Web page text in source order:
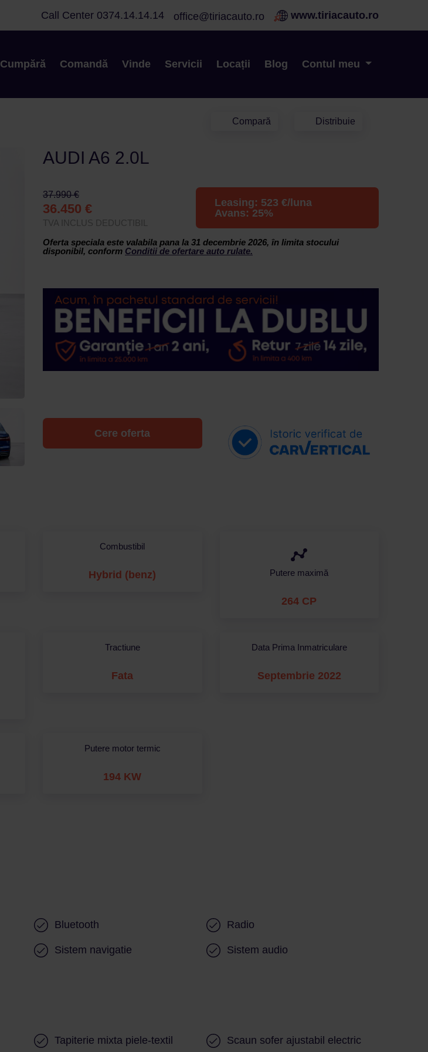
Call Center 0374.14.14.14 office@tiriacauto.ro www.tiriacauto.ro
Cumpără Comandă Vinde Servicii Locații Blog Contul meu
Compară Distribuie
AUDI A6 2.0L
37.990 €
36.450 €
TVA INCLUS DEDUCTIBIL
Leasing: 523 €/luna
Avans: 25%
Oferta speciala este valabila pana la 31 decembrie 2026, în limita stocului
disponibil, conform Conditii de ofertare auto rulate.
Cere oferta
Combustibil
Hybrid (benz) Putere maximă
264 CP
Tractiune
Fata
Data Prima Inmatriculare
Septembrie 2022
Putere motor termic
194 KW
Bluetooth Radio
Sistem navigatie Sistem audio
Tapiterie mixta piele-textil Scaun sofer ajustabil electric